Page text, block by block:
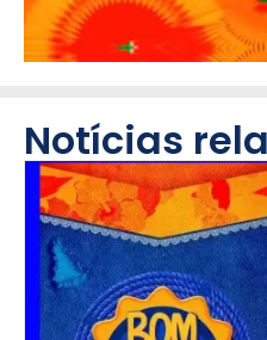
Notícias